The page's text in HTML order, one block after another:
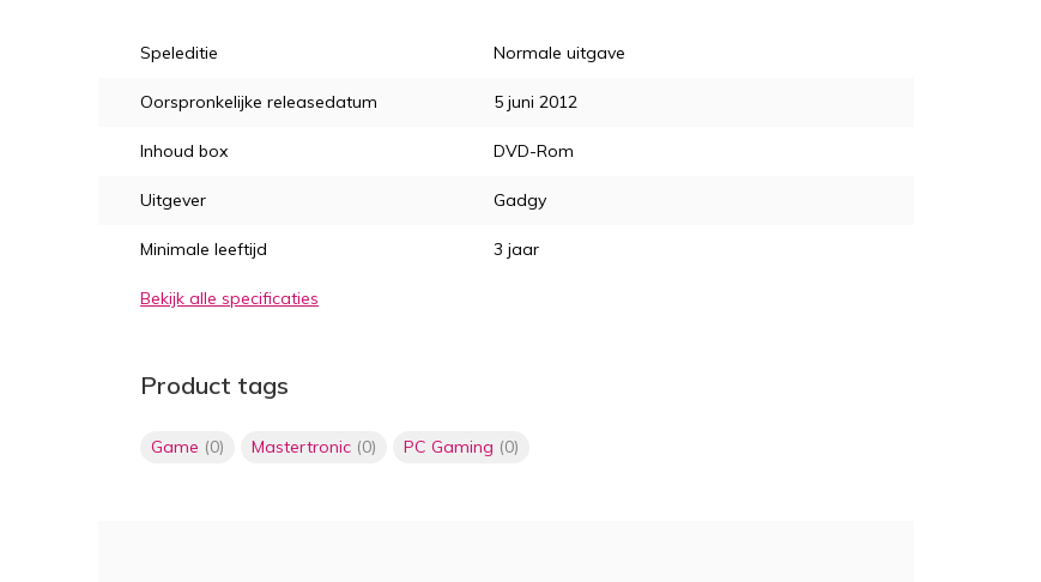
Speleditie Normale uitgave
Oorspronkelijke releasedatum 5 juni 2012
Inhoud box DVD-Rom
Uitgever Gadgy
Minimale leeftijd 3 jaar
Bekijk alle specificaties
Product tags
Game (0) Mastertronic (0) PC Gaming (0)